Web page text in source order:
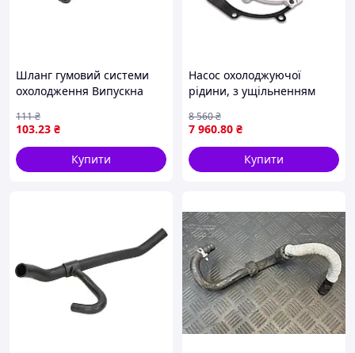
Шланг гумовий системи
охолодження Випускна
156, 159, 166, FIAT BRAVO
II, DOBLO, IDEA, MAREA,
MULTIPLA,
103.23 ₴
111₴
Купити
Насос охолоджуючої
рідини, з ущільненням
(C205), C T-MODEL (S205), C
(W205), CLS (C257), E (A238),
E
7 960.80 ₴
8 560₴
Купити